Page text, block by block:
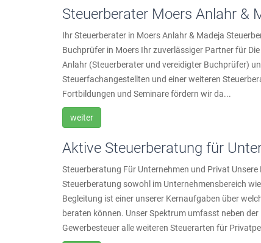
Steuerberater Moers Anlahr &
Ihr Steuerberater in Moers Anlahr & Madeja
Buchprüfer in Moers Ihr zuverlässiger Partner für
Anlahr (Steuerberater und vereidigter Buchprüfer)
Steuerfachangestellten und einer weiteren
Fortbildungen und Seminare fördern wir da...
weiter
Aktive Steuerberatung für
Steuerberatung Für Unternehmen und Privat
Steuerberatung sowohl im Unternehmensbereich
Begleitung ist einer unserer Kernaufgaben über
beraten können. Unser Spektrum umfasst neben
Gewerbesteuer alle weiteren Steuerarten für